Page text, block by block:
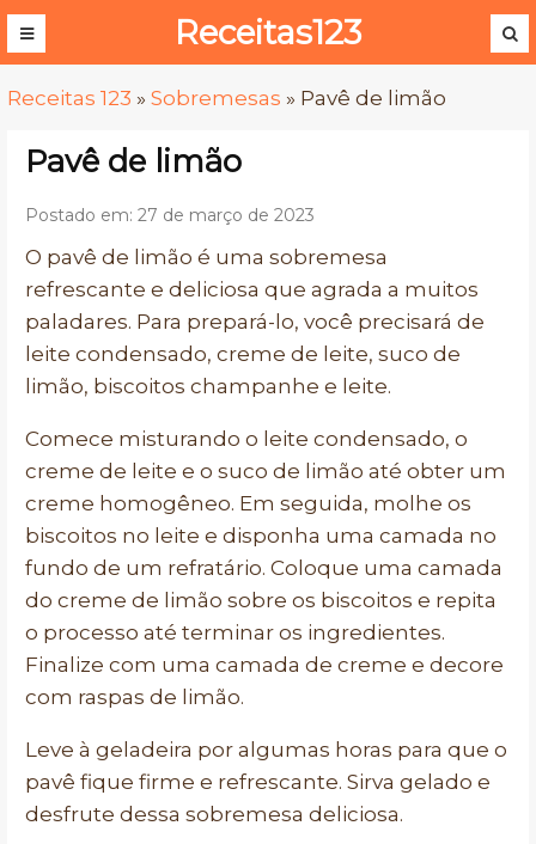
Receitas123
Receitas 123 » Sobremesas » Pavê de limão
Pavê de limão
Postado em: 27 de março de 2023
O pavê de limão é uma sobremesa
refrescante e deliciosa que agrada a muitos
paladares. Para prepará-lo, você precisará de
leite condensado, creme de leite, suco de
limão, biscoitos champanhe e leite.
Comece misturando o leite condensado, o
creme de leite e o suco de limão até obter um
creme homogêneo. Em seguida, molhe os
biscoitos no leite e disponha uma camada no
fundo de um refratário. Coloque uma camada
do creme de limão sobre os biscoitos e repita
o processo até terminar os ingredientes.
Finalize com uma camada de creme e decore
com raspas de limão.
Leve à geladeira por algumas horas para que o
pavê fique firme e refrescante. Sirva gelado e
desfrute dessa sobremesa deliciosa.